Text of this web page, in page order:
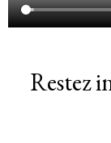
Restez